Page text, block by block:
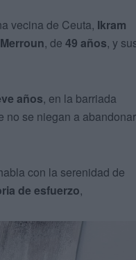
vecina de Ceuta, Ikram
, de 49 años, y
años, en la barriada
no se niegan a abandonar
con la serenidad de
de esfuerzo,